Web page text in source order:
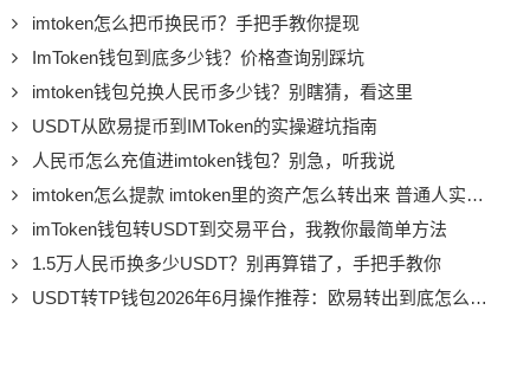
imtoken怎么把币换民币？手把手教你提现
ImToken钱包到底多少钱？价格查询别踩坑
imtoken钱包兑换人民币多少钱？别瞎猜，看这里
USDT从欧易提币到IMToken的实操避坑指南
人民币怎么充值进imtoken钱包？别急，听我说
imtoken怎么提款 imtoken里的资产怎么转出来 普通人实操提款步骤给你摆明白
imToken钱包转USDT到交易平台，我教你最简单方法
1.5万人民币换多少USDT？别再算错了，手把手教你
USDT转TP钱包2026年6月操作推荐：欧易转出到底怎么样才算稳